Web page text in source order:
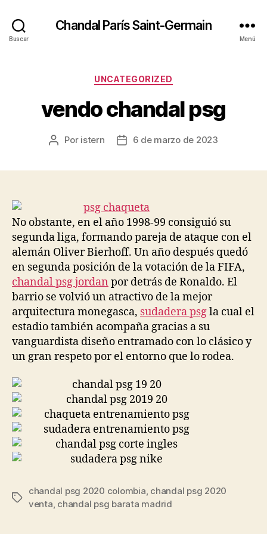
Buscar
Chandal París Saint-Germain
Menú
Categorías
UNCATEGORIZED
vendo chandal psg
Autor
Por istern
Fecha6 de marzo de 2023
No obstante, en el año 1998-99 consiguió su
segunda liga, formando pareja de ataque con el
alemán Oliver Bierhoff. Un año después quedó
en segunda posición de la votación de la FIFA,
chandal psg jordan por detrás de Ronaldo. El
barrio se volvió un atractivo de la mejor
arquitectura monegasca, sudadera psgla cual el
estadio también acompaña gracias a su
vanguardista diseño entramado con lo clásico y
un gran respeto por el entorno que lo rodea.
Etiquetas
chandal psg 2020 colombia, chandal psg 2020
venta, chandal psg barata madrid